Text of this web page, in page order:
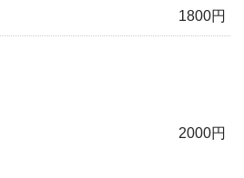
1800円
2000円